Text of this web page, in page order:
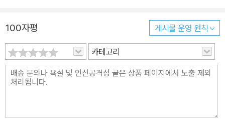
100자평 게시물 운영 원칙
카테고리